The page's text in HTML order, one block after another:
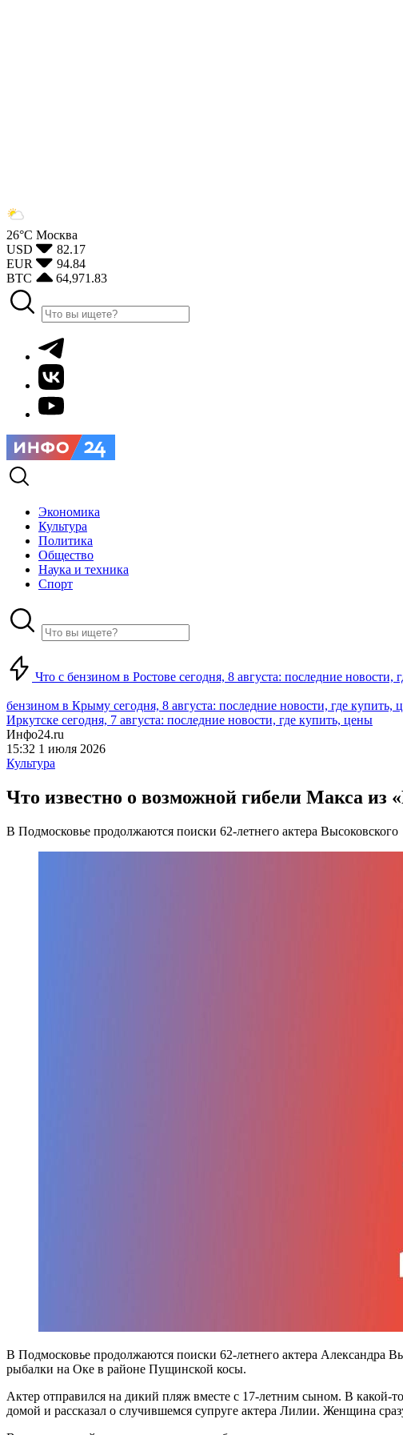
26°С Москва
USD
82.17
EUR
94.84
BTC
64,971.83
Экономика
Культура
Политика
Общество
Наука и техника
Спорт
Что с бензином в Ростове сегодня, 8 августа: последние новости,
бензином в Крыму сегодня, 8 августа: последние новости, где купить,
Иркутске сегодня, 7 августа: последние новости, где купить, цены
Инфо24.ru
15:32 1 июля 2026
Культура
Что известно о возможной гибели Макса из
В Подмосковье продолжаются поиски 62-летнего актера Высоковского
В Подмосковье продолжаются поиски 62-летнего актера Александра
рыбалки на Оке в районе Пущинской косы.
Актер отправился на дикий пляж вместе с 17-летним сыном. В какой-
домой и рассказал о случившемся супруге актера Лилии. Женщина